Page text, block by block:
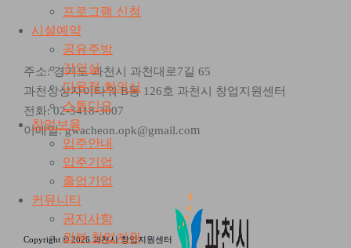
프로그램 신청
시설예약
공유주방
강의실
다목적 회의실
스튜디오
창업보육
입주안내
입주기업
졸업기업
커뮤니티
공지사항
외부 창업지원
주소: 경기도 과천시 과천대로7길 65
과천상상자이타워 B동 126호 과천시 창업지원센터
전화: 02-3418-3007
이메일: gwacheon.opk@gmail.com
Copyright © 2026 과천시 창업지원센터